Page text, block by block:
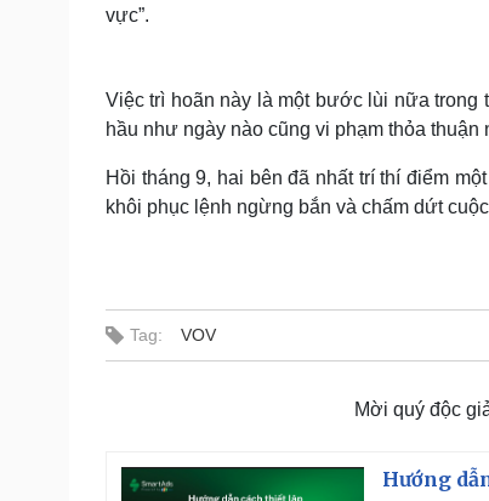
vực”.
Việc trì hoãn này là một bước lùi nữa trong
hầu như ngày nào cũng vi phạm thỏa
Hồi tháng 9, hai bên đã nhất trí thí điểm
khôi phục lệnh ngừng bắn và chấm dứt
Tag: VOV
Mời quý độc
Hướng